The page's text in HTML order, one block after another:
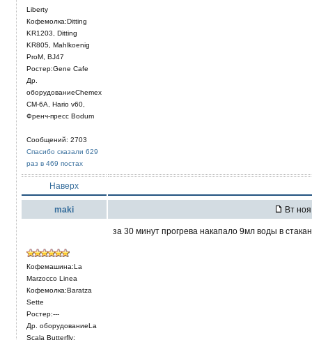
Liberty
Кофемолка:Ditting
KR1203, Ditting
KR805, Mahlkoenig
ProM, BJ47
Ростер:Gene Cafe
Др.
оборудованиеChemex
CM-6A, Hario v60,
Френч-пресс Bodum
Сообщений: 2703
Спасибо сказали 629
раз в 469 постах
Наверх
maki Вт
Кофемашина:La
Marzocco Linea
Кофемолка:Baratza
Sette
Ростер:---
Др. оборудованиеLa
Scala Butterfly;
за 30 минут прогрева накапало 9мл воды в